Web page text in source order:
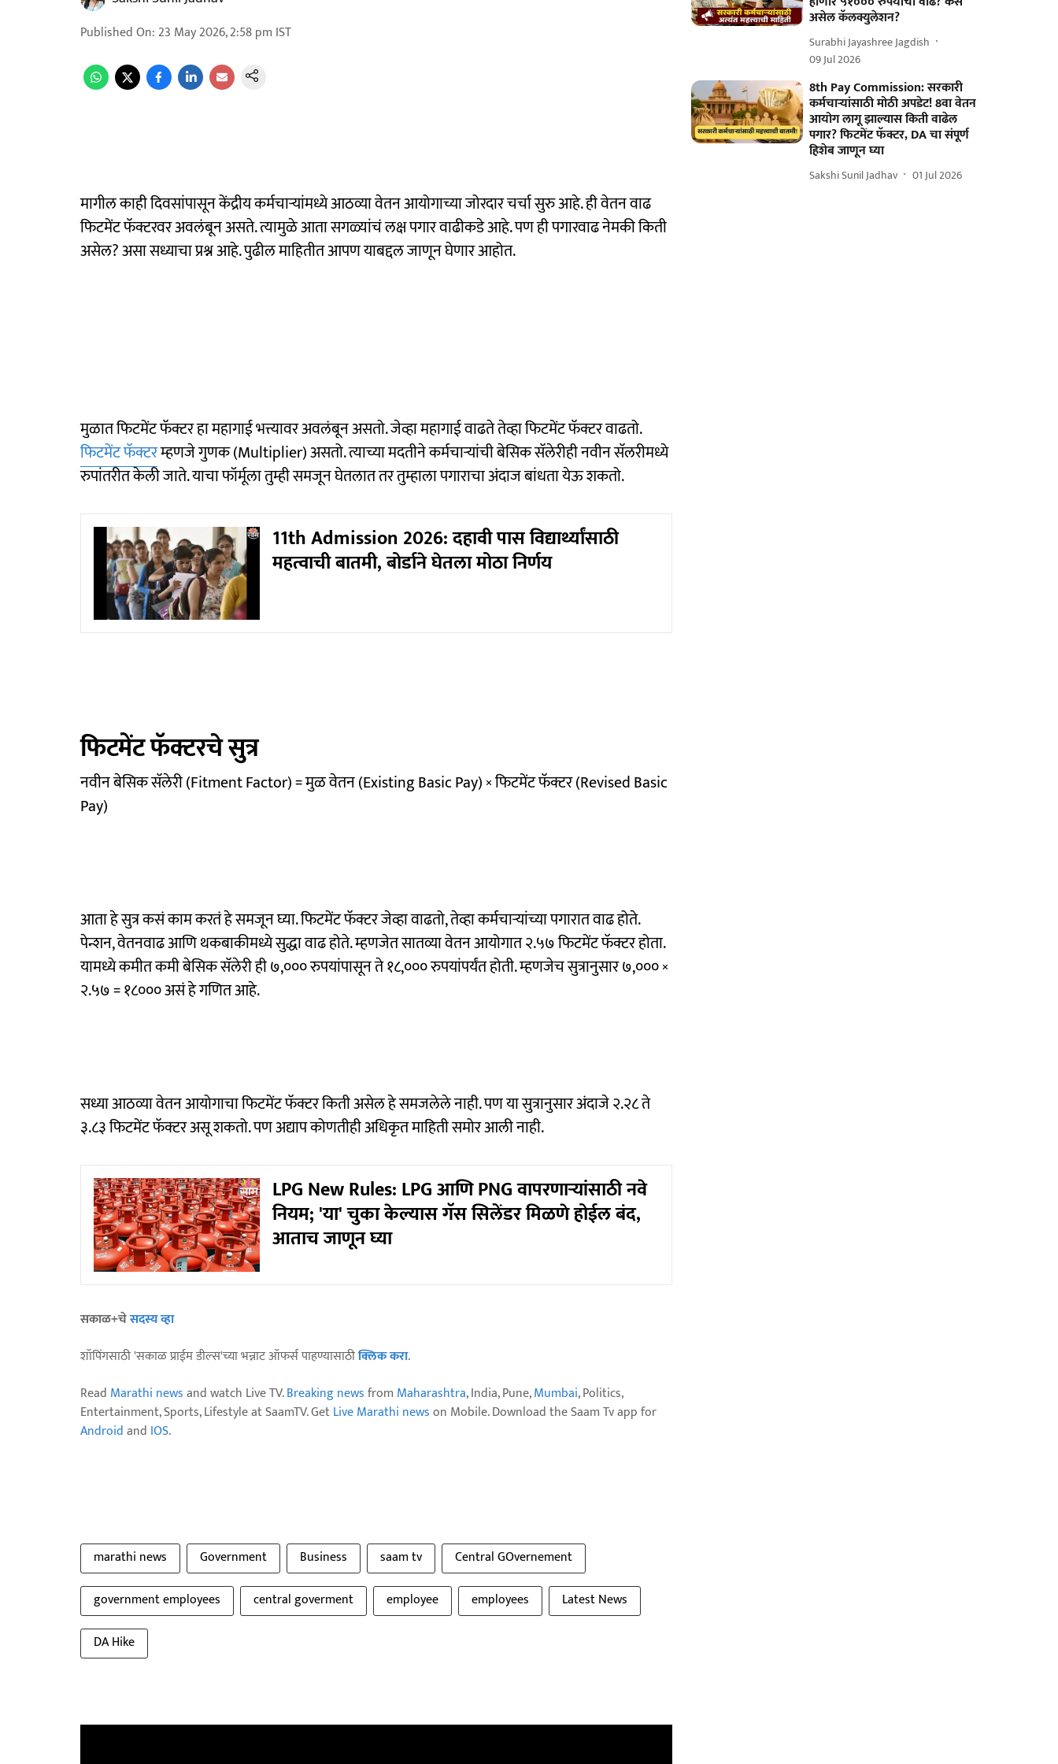
Published On: 23 May 2026, 2:58 pm IST
मागील काही दिवसांपासून केंद्रीय कर्मचाऱ्यांमध्ये आठव्या वेतन आयोगाच्या जोरदार चर्चा सुरु आहे. ही वेतन वाढ
फिटमेंट फॅक्टरवर अवलंबून असते. त्यामुळे आता सगळ्यांचं लक्ष पगार वाढीकडे आहे. पण ही पगारवाढ नेमकी किती
असेल? असा सध्याचा प्रश्न आहे. पुढील माहितीत आपण याबद्दल जाणून घेणार आहोत.
मुळात फिटमेंट फॅक्टर हा महागाई भत्त्यावर अवलंबून असतो. जेव्हा महागाई वाढते तेव्हा फिटमेंट फॅक्टर वाढतो.
फिटमेंट फॅक्टरम्हणजे गुणक (Multiplier) असतो. त्याच्या मदतीने कर्मचाऱ्यांची बेसिक सॅलेरीही नवीन सॅलरीमध्ये
रुपांतरीत केली जाते. याचा फॉर्मूला तुम्ही समजून घेतलात तर तुम्हाला पगाराचा अंदाज बांधता येऊ शकतो.
11th Admission 2026: दहावी पास विद्यार्थ्यांसाठी
महत्वाची बातमी, बोर्डाने घेतला मोठा निर्णय
फिटमेंट फॅक्टरचे सुत्र
नवीन बेसिक सॅलेरी (Fitment Factor) = मुळ वेतन (Existing Basic Pay) × फिटमेंट फॅक्टर (Revised Basic
Pay​)
आता हे सुत्र कसं काम करतं हे समजून घ्या. फिटमेंट फॅक्टर जेव्हा वाढतो, तेव्हा कर्मचाऱ्यांच्या पगारात वाढ होते.
पेन्शन, वेतनवाढ आणि थकबाकीमध्ये सुद्धा वाढ होते. म्हणजेत सातव्या वेतन आयोगात २.५७ फिटमेंट फॅक्टर होता.
यामध्ये कमीत कमी बेसिक सॅलेरी ही ७,००० रुपयांपासून ते १८,००० रुपयांपर्यंत होती. म्हणजेच सुत्रानुसार ७,००० ×
२.५७ = १८००० असं हे गणित आहे.
सध्या आठव्या वेतन आयोगाचा फिटमेंट फॅक्टर किती असेल हे समजलेले नाही. पण या सुत्रानुसार अंदाजे २.२८ ते
३.८३ फिटमेंट फॅक्टर असू शकतो. पण अद्याप कोणतीही अधिकृत माहिती समोर आली नाही.
LPG New Rules: LPG आणि PNG वापरणाऱ्यांसाठी नवे
नियम; 'या' चुका केल्यास गॅस सिलेंडर मिळणे होईल बंद,
आताच जाणून घ्या
सकाळ+चेसदस्य व्हा
शॉपिंगसाठी 'सकाळ प्राईम डील्स'च्या भन्नाट ऑफर्स पाहण्यासाठीक्लिक करा.
Read Marathi newsand watch Live TV.Breaking newsfrom Maharashtra, India, Pune,Mumbai, Politics,
Entertainment, Sports, Lifestyle at SaamTV. GetLive Marathi newson Mobile. Download the Saam Tv app for
Androidand IOS.
marathi news Government Business saam tv
Central GOvernement
government employees
central goverment employee employees
Latest News
DA Hike
असेल कॅलक्युलेशन?
Surabhi Jayashree Jagdish
09 Jul 2026
8th Pay Commission: सरकारी
कर्मचाऱ्यांसाठी मोठी अपडेट! 8वा वेतन
आयोग लागू झाल्यास किती वाढेल
पगार? फिटमेंट फॅक्टर, DA चा संपूर्ण
हिशेब जाणून घ्या
Sakshi Sunil Jadhav 01 Jul 2026